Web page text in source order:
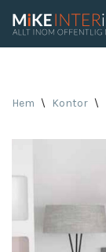
Hem \ Kontor \